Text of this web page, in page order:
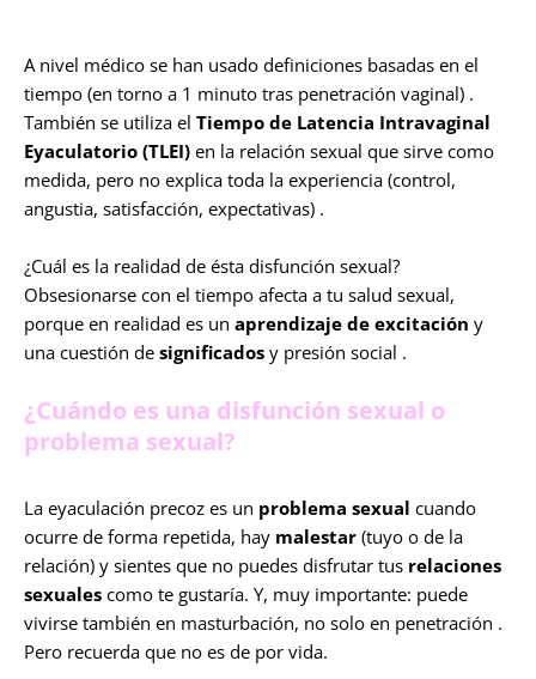
A nivel médico se han usado definiciones basadas en el
tiempo (en torno a 1 minuto tras penetración vaginal) .
También se utiliza el Tiempo de Latencia Intravaginal
Eyaculatorio (TLEI) en la relación sexual que sirve como
medida, pero no explica toda la experiencia (control,
angustia, satisfacción, expectativas) .
¿Cuál es la realidad de ésta disfunción sexual?
Obsesionarse con el tiempo afecta a tu salud sexual,
porque en realidad es un aprendizaje de excitación y
una cuestión de significados y presión social .
¿Cuándo es una disfunción sexual o
problema sexual?
La eyaculación precoz es un problema sexual cuando
ocurre de forma repetida, hay malestar (tuyo o de la
relación) y sientes que no puedes disfrutar tus relaciones
sexuales como te gustaría. Y, muy importante: puede
vivirse también en masturbación, no solo en penetración .
Pero recuerda que no es de por vida.